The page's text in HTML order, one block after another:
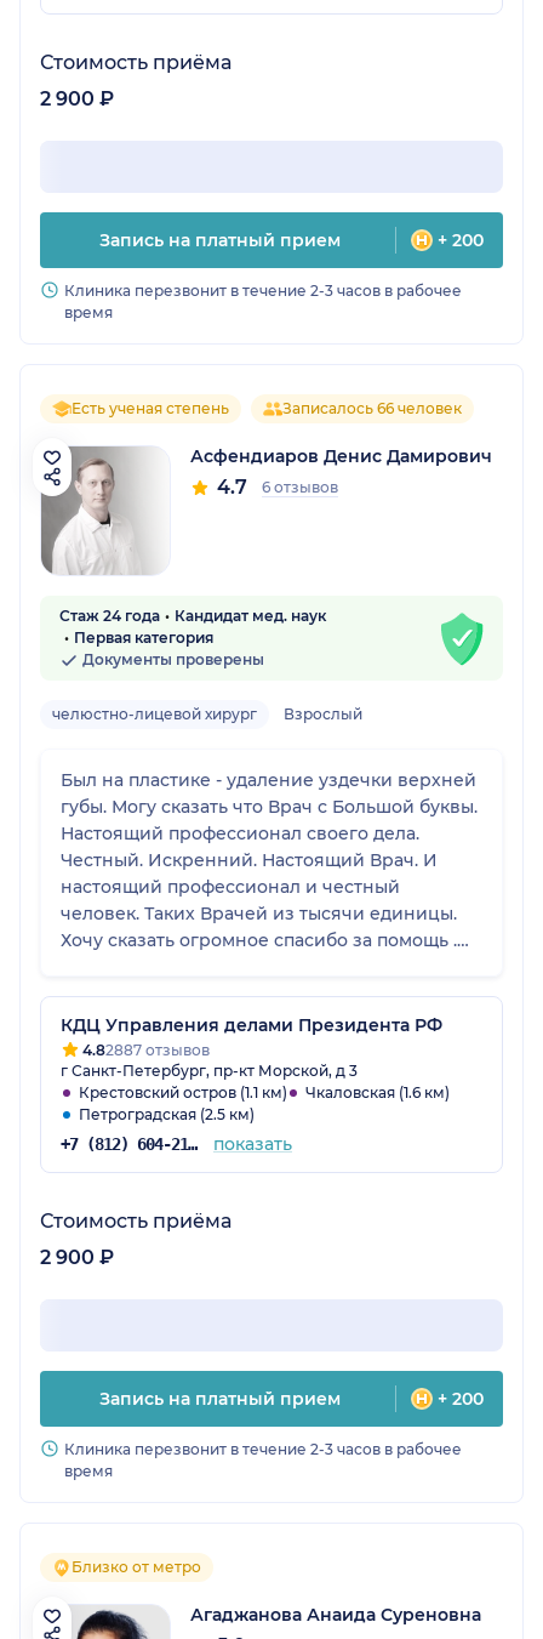
Стоимость приёма
2 900 ₽
Запись на платный прием + 200
Клиника перезвонит в течение 2-3 часов в рабочее
время
Есть ученая степень Записалось 66 человек
Асфендиаров Денис Дамирович
4.7 6 отзывов
Стаж 24 года
Кандидат мед. наук
Первая категория
Документы проверены
челюстно-лицевой хирург Взрослый
Был на пластике - удаление уздечки верхней
губы. Могу сказать что Врач с Большой буквы.
Настоящий профессионал своего дела.
Честный. Искренний. Настоящий Врач. И
настоящий профессионал и честный
человек. Таких Врачей из тысячи единицы.
Хочу сказать огромное спасибо за помощь .
единицы.
КДЦ Управления делами Президента РФ
4.82887 отзывов
г Санкт-Петербург, пр-кт Морской, д 3
Крестовский остров (1.1 км)
Чкаловская (1.6 км)
Петроградская (2.5 км)
+7 (812) 604-21-54 показать
Стоимость приёма
2 900 ₽
Запись на платный прием + 200
Клиника перезвонит в течение 2-3 часов в рабочее
время
Близко от метро
Агаджанова Анаида Суреновна